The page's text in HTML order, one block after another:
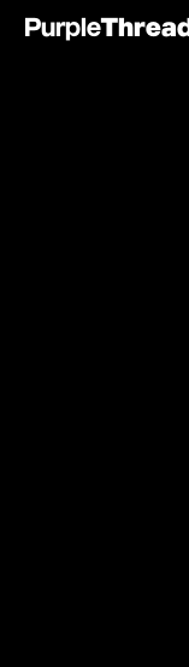
PurpleThread